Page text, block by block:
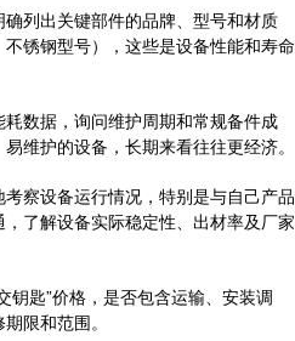
列出关键部件的品牌、型号和材质
不锈钢型号），这些是设备性能和寿命
数据，询问维护周期和常规备件成
维护的设备，长期来看往往更经济。
察设备运行情况，特别是与自己产品
了解设备实际稳定性、出材率及厂家
钥匙”价格，是否包含运输、安装调
限和范围。